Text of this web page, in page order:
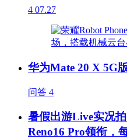
4 07.27
华为Mate 20 X 5G
问答 4
暑假出游Live实况
Reno16 Pro领衔，